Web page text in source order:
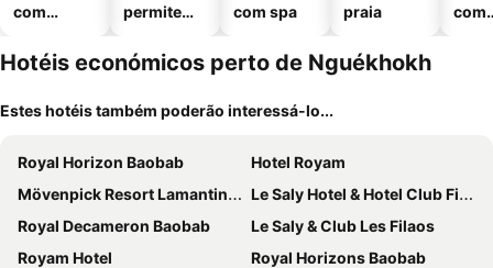
com
permitem
com spa
praia
com
Hotéis económicos perto de Nguékhokh
Estes hotéis também poderão interessá-lo...
Royal Horizon Baobab
Hotel Royam
Mövenpick Resort Lamantin Saly
Le Saly Hotel & Hotel Club Filaos
Royal Decameron Baobab
Le Saly & Club Les Filaos
Royam Hotel
Royal Horizons Baobab